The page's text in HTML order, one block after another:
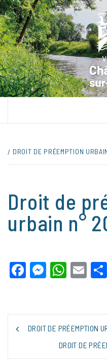
Skip
to
content
UNE VILLE DANS UN PARC
DROIT DE PRÉEMPTION
Droit de
urbain n°
Facebook
Messenger
NAVIGATION
DE
DROIT DE PRÉEMPTION
DROIT DE